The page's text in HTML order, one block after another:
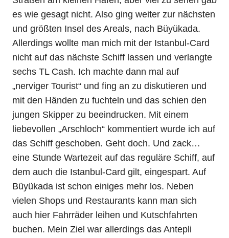
es wie gesagt nicht. Also ging weiter zur nächsten
und größten Insel des Areals, nach Büyükada.
Allerdings wollte man mich mit der Istanbul-Card
nicht auf das nächste Schiff lassen und verlangte
sechs TL Cash. Ich machte dann mal auf
„nerviger Tourist“ und fing an zu diskutieren und
mit den Händen zu fuchteln und das schien den
jungen Skipper zu beeindrucken. Mit einem
liebevollen „Arschloch“ kommentiert wurde ich auf
das Schiff geschoben. Geht doch. Und zack…
eine Stunde Wartezeit auf das reguläre Schiff, auf
dem auch die Istanbul-Card gilt, eingespart. Auf
Büyükada ist schon einiges mehr los. Neben
vielen Shops und Restaurants kann man sich
auch hier Fahrräder leihen und Kutschfahrten
buchen. Mein Ziel war allerdings das Antepli